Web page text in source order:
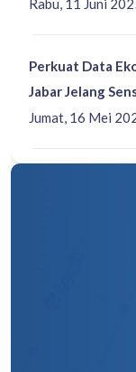
Jumat, 16 Mei
Perkuat Data
Jabar Jelang